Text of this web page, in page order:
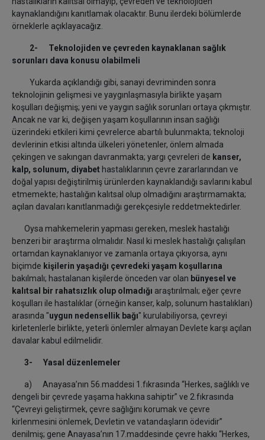
kaynaklandığını kanıtlamak olacaktır. Bunu ilerdeki bölümlerde
örneklerle açıklayacağız.
2- Teknolojiden ve çevreden kaynaklanan sağlık
sorunları dava konusu olabilmeli
Yukarda açıklandığı gibi, sanayi devriminden sonra
teknolojinin gelişmesi ve yaygınlaşmasıyla birlikte yaşam
koşulları değişmiş; yeni ve yaygın sağlık sorunları ortaya çıkmıştır.
Ancak ne var ki, değişen yaşam koşullarının insan sağlığı
üzerindeki etkileri kimi çevrelerce abartılı bulunmakta; teknoloji
devlerinin etkisi altında ülkeleri yönetenler, önlem almada
çekingen ve sakıngan davranmakta; yargı çevreleri de kanser,
kalp, solunum, diyabet hastalıklarının çevre zararlarından ve
doğal yapısı değiştirilmiş ürünlerden kaynaklandığı savlarını kabul
etmemekte; hastalığın kalıtsal olup olmadığını araştırmamakta;
açılan davaları kanıtlanmadığı gerekçesiyle reddetmektedirler.
Oysa mahkemelerin yapması gereken, meslek hastalığı
benzeri bir araştırma olmalıdır. Nasıl ki meslek hastalığı çalışılan
ortamdan kaynaklanıyor ve zamanla ortaya çıkıyorsa, aynı
biçimde kişilerin yaşadığı çevredeki yaşam koşullarına
bakılmalı; hastalanan kişilerde önceden var olan bünyesel ve
kalıtsal bir rahatsızlık olup olmadığı araştırılmalı; eğer çevre
koşulları ile hastalıklar (örneğin kanser, kalp, solunum hastalıkları)
arasında "uygun nedensellik bağı" kurulabiliyorsa, çevreyi
kirletenlerle birlikte, yeterli önlemler almayan Devlete karşı açılan
davalar kabul edilmelidir.
3- Yasal düzenlemeler
a) Anayasa’nın 56.maddesi 1.fıkrasında “Herkes, sağlıklı ve
dengeli bir çevrede yaşama hakkına sahiptir” ve 2.fıkrasında
“Çevreyi geliştirmek, çevre sağlığını korumak ve çevre
kirlenmesini önlemek, Devletin ve vatandaşların ödevidir”
denilmiş; gene Anayasa’nın 17.maddesinde çevre hakkı “Herkes,